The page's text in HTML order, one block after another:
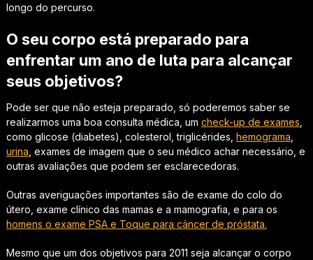
longo do percurso.
O seu corpo está preparado para
enfrentar um ano de luta para alcançar
seus objetivos?
Pode ser que não esteja preparado, só poderemos saber se
realizarmos uma boa consulta médica, um check-up de exames
como glicose (diabetes), colesterol, triglicérides, hemograma
urina , exames de imagem que o seu médico achar necessário, e
outras avaliações que podem ser esclarecedoras.
Outras averiguações importantes são de exame do colo do
útero, exame clínico das mamas e a mamografia, e para os
homens o exame PSA e Toque para câncer de próstata.
Mesmo que um dos objetivos para 2011 seja alcançar o corpo